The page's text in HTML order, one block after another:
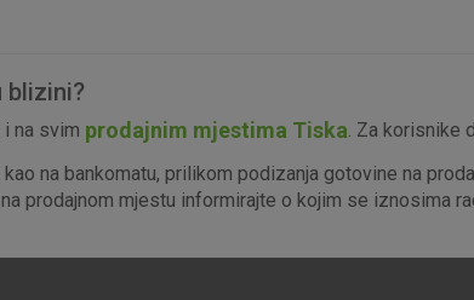
blizini?
na svim prodajnim mjestima Tiska. Za korisnike
na bankomatu, prilikom podizanja gotovine na
prodajnom mjestu informirajte o kojim se iznosima